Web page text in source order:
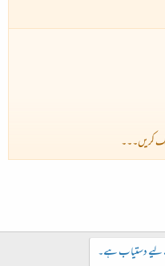
کریں۔۔۔
لیے دستیاب ہے۔